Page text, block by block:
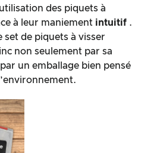
des piquets à
à leur maniement intuitif .
set de piquets à visser
non seulement par sa
un emballage bien pensé